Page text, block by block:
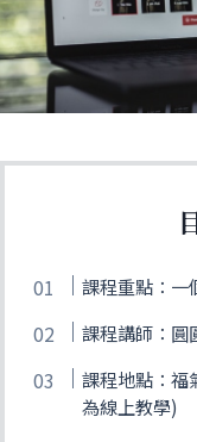
課程重點：一
課程講師：圓
課程地點：福
為線上教學)